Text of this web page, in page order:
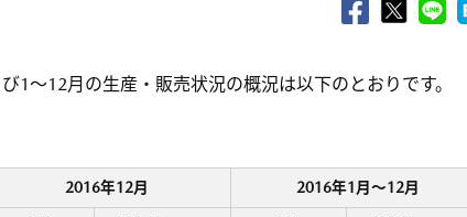
～12月の生産・販売状況の概況は以下のとおりです。
2016年12月 2016年1月〜12月